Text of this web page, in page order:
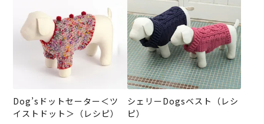
Dog’sドットセーター＜ツ
イストドット＞（レシピ）
シェリーDogsベスト（レシ
ピ）